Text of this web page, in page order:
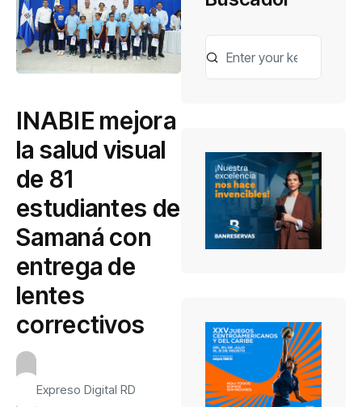
INABIE mejora
la salud visual
de 81
estudiantes de
Samaná con
entrega de
lentes
correctivos
Expreso Digital RD